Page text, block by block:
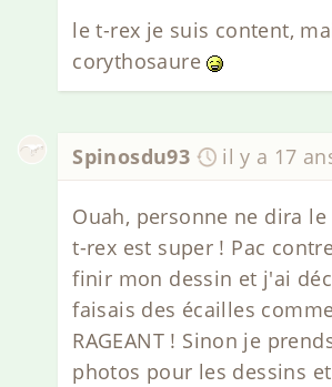
le t-rex je suis content,
corythosaure
Spinosdu93 il y a 17
Ouah, personne ne dira
t-rex est super ! Pac
finir mon dessin et j'ai
faisais des écailles
RAGEANT ! Sinon je
photos pour les dessins